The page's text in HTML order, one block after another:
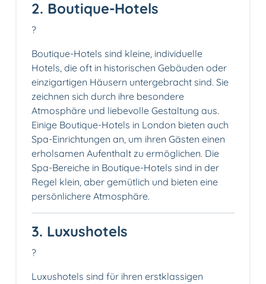
2. Boutique-Hotels
?
Boutique-Hotels sind kleine, individuelle
Hotels, die oft in historischen Gebäuden oder
einzigartigen Häusern untergebracht sind. Sie
zeichnen sich durch ihre besondere
Atmosphäre und liebevolle Gestaltung aus.
Einige Boutique-Hotels in London bieten auch
Spa-Einrichtungen an, um ihren Gästen einen
erholsamen Aufenthalt zu ermöglichen. Die
Spa-Bereiche in Boutique-Hotels sind in der
Regel klein, aber gemütlich und bieten eine
persönlichere Atmosphäre.
3. Luxushotels
?
Luxushotels sind für ihren erstklassigen